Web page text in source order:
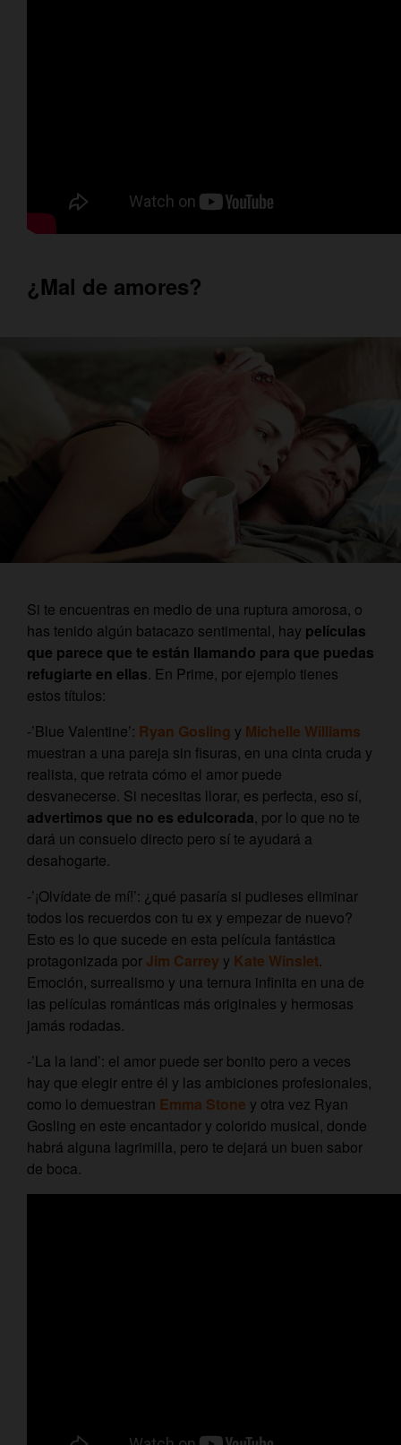
¿Mal de amores?
Si te encuentras en medio de una ruptura amorosa, o
has tenido algún batacazo sentimental, hay películas
que parece que te están llamando para que puedas
refugiarte en ellas. En Prime, por ejemplo tienes
estos títulos:
-’Blue Valentine’: Ryan Gosling y Michelle Williams
muestran a una pareja sin fisuras, en una cinta cruda y
realista, que retrata cómo el amor puede
desvanecerse. Si necesitas llorar, es perfecta, eso sí,
advertimos que no es edulcorada, por lo que no te
dará un consuelo directo pero sí te ayudará a
desahogarte.
-’¡Olvídate de mí!’: ¿qué pasaría si pudieses eliminar
todos los recuerdos con tu ex y empezar de nuevo?
Esto es lo que sucede en esta película fantástica
protagonizada por Jim Carrey y Kate Winslet.
Emoción, surrealismo y una ternura infinita en una de
las películas románticas más originales y hermosas
jamás rodadas.
-’La la land’: el amor puede ser bonito pero a veces
hay que elegir entre él y las ambiciones profesionales,
como lo demuestran Emma Stone y otra vez Ryan
Gosling en este encantador y colorido musical, donde
habrá alguna lagrimilla, pero te dejará un buen sabor
de boca.